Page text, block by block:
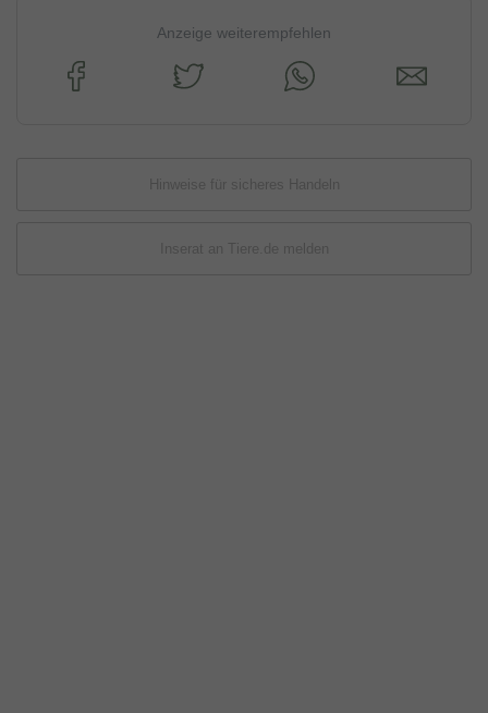
Anzeige weiterempfehlen
Hinweise für sicheres Handeln
Inserat an Tiere.de melden